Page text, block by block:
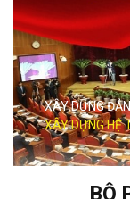
XÂY DỰNG
XÂY DỰNG HỆ
BỘ